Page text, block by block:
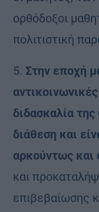
ορθόδοξοι
πολιτιστική
5. Στην εποχή
διδασκαλία
διάθεση και
αρκούντως και
και
επιβεβαίωσης